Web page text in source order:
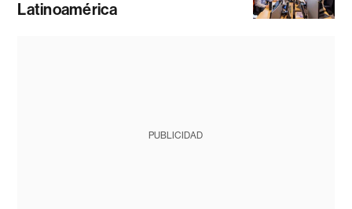
Latinoamérica
PUBLICIDAD